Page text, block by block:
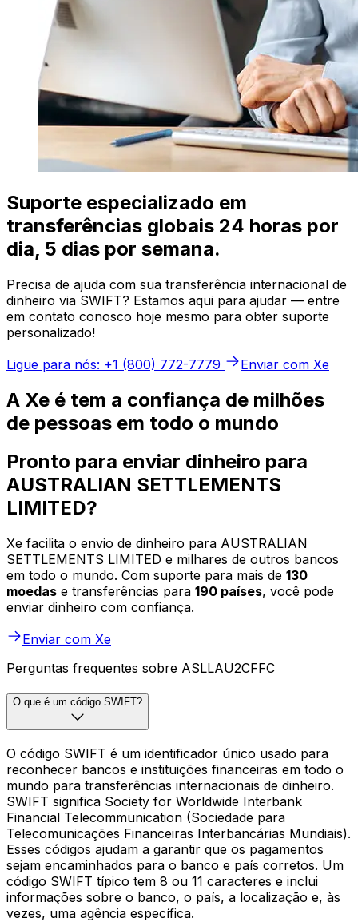
Suporte especializado em
transferências globais 24 horas por
dia, 5 dias por semana.
Precisa de ajuda com sua transferência internacional de
dinheiro via SWIFT? Estamos aqui para ajudar — entre
em contato conosco hoje mesmo para obter suporte
personalizado!
Ligue para nós: +1 (800) 772-7779
Enviar com Xe
A Xe é tem a confiança de milhões
de pessoas em todo o mundo
Pronto para enviar dinheiro para
AUSTRALIAN SETTLEMENTS
LIMITED?
Xe facilita o envio de dinheiro para AUSTRALIAN
SETTLEMENTS LIMITED e milhares de outros bancos
em todo o mundo. Com suporte para mais de 130
moedas e transferências para 190 países, você pode
enviar dinheiro com confiança.
Enviar com Xe
Perguntas frequentes sobre ASLLAU2CFFC
O que é um código SWIFT?
O código SWIFT é um identificador único usado para
reconhecer bancos e instituições financeiras em todo o
mundo para transferências internacionais de dinheiro.
SWIFT significa Society for Worldwide Interbank
Financial Telecommunication (Sociedade para
Telecomunicações Financeiras Interbancárias Mundiais).
Esses códigos ajudam a garantir que os pagamentos
sejam encaminhados para o banco e país corretos. Um
código SWIFT típico tem 8 ou 11 caracteres e inclui
informações sobre o banco, o país, a localização e, às
vezes, uma agência específica.